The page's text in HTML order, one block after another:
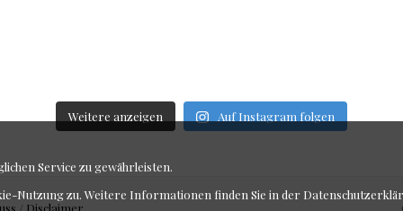
Weitere anzeigen Auf Instagram folgen
/ Disclaimer
Service zu gewährleisten.
Nutzung zu. Weitere Informationen finden Sie in der